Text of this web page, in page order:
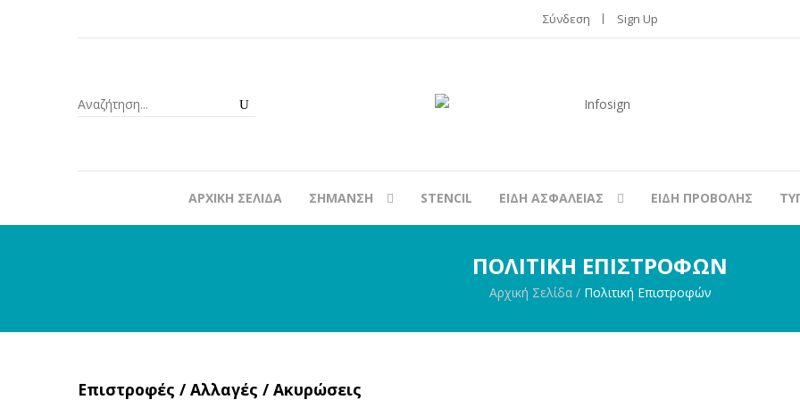
Σύνδεση Sign Up
ΑΡΧΙΚΉ ΣΕΛΊΔΑ ΣΉΜΑΝΣΗ STENCIL ΕΙΔΗ ΑΣΦΑΛΕΙΑΣ ΕΙΔΗ ΠΡΟΒΟΛΗΣ
ΠΟΛΙΤΙΚΉ ΕΠΙΣΤΡΟΦΏΝ
Αρχική Σελίδα/ Πολιτική Επιστροφών
Επιστροφές / Αλλαγές / Ακυρώσεις